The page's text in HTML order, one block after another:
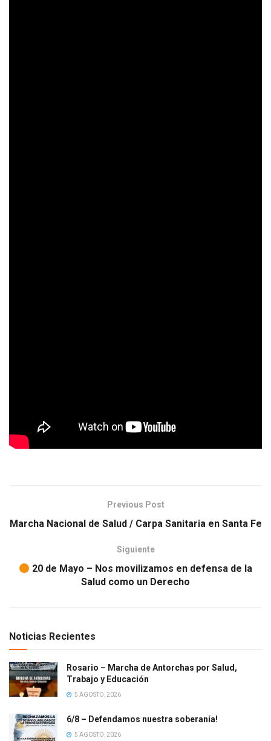
Previous Post
Marcha Nacional de Salud / Carpa Sanitaria en Santa Fe
Siguiente
20 de Mayo – Nos movilizamos en defensa de la
Salud como un Derecho
Noticias Recientes
Rosario – Marcha de Antorchas por Salud,
Trabajo y Educación
5 AGOSTO, 2026
6/8 – Defendamos nuestra soberanía!
5 AGOSTO, 2026